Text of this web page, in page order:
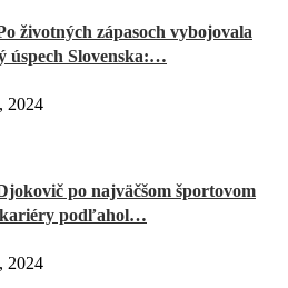
životných zápasoch vybojovala
úspech Slovenska:…
2024
po najväčšom športovom
kariéry podľahol…
2024